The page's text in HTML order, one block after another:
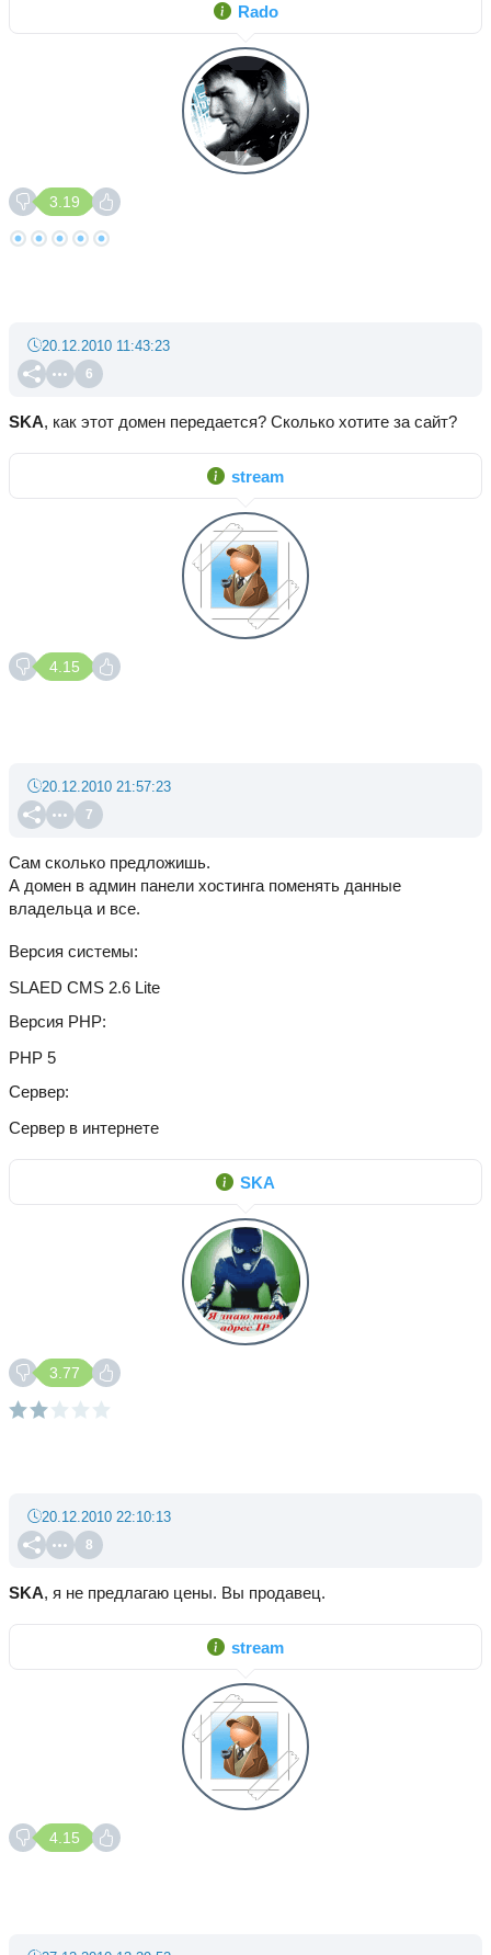
Rado
3.19
6
20.12.2010 11:43:23
SKA, как этот домен передается? Сколько хотите за сайт?
stream
4.15
7
20.12.2010 21:57:23
Сам сколько предложишь.
А домен в админ панели хостинга поменять данные
владельца и все.
Версия системы
SLAED CMS 2.6 Lite
Версия PHP
PHP 5
Сервер
Сервер в интернете
SKA
3.77
8
20.12.2010 22:10:13
SKA, я не предлагаю цены. Вы продавец.
stream
4.15